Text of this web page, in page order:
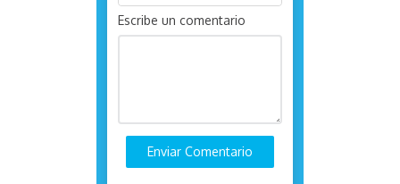
Escribe un comentario
Enviar Comentario